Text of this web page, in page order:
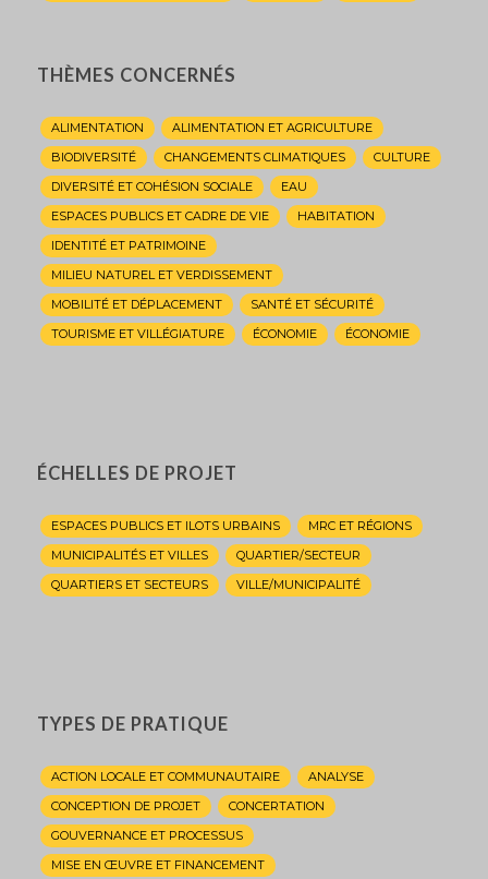
THÈMES CONCERNÉS
ALIMENTATION
ALIMENTATION ET AGRICULTURE
BIODIVERSITÉ
CHANGEMENTS CLIMATIQUES
CULTURE
DIVERSITÉ ET COHÉSION SOCIALE
EAU
ESPACES PUBLICS ET CADRE DE VIE
HABITATION
IDENTITÉ ET PATRIMOINE
MILIEU NATUREL ET VERDISSEMENT
MOBILITÉ ET DÉPLACEMENT
SANTÉ ET SÉCURITÉ
TOURISME ET VILLÉGIATURE
ÉCONOMIE ÉCONOMIE
ÉCHELLES DE PROJET
ESPACES PUBLICS ET ILOTS URBAINS
MRC ET RÉGIONS
MUNICIPALITÉS ET VILLES
QUARTIER/SECTEUR
QUARTIERS ET SECTEURS
VILLE/MUNICIPALITÉ
TYPES DE PRATIQUE
ACTION LOCALE ET COMMUNAUTAIRE
ANALYSE
CONCEPTION DE PROJET
CONCERTATION
GOUVERNANCE ET PROCESSUS
MISE EN ŒUVRE ET FINANCEMENT